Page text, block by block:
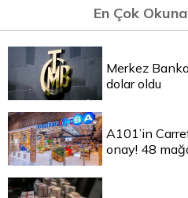
En Çok
Merkez
dolar oldu
A101’in
onay! 48